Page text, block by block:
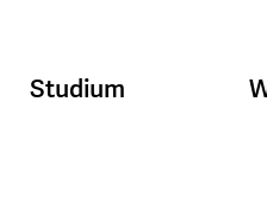
Studium